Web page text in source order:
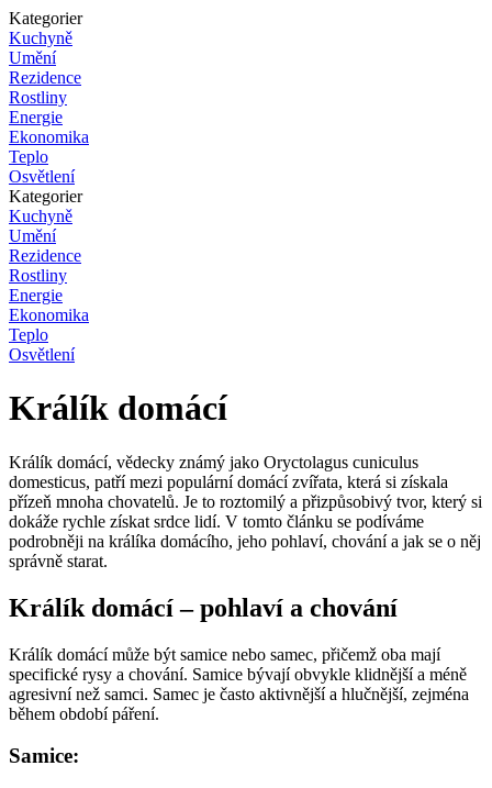
Kategorier
Kuchyně
Umění
Rezidence
Rostliny
Energie
Ekonomika
Teplo
Osvětlení
Kategorier
Kuchyně
Umění
Rezidence
Rostliny
Energie
Ekonomika
Teplo
Osvětlení
Králík domácí
Králík domácí, vědecky známý jako Oryctolagus cuniculus
domesticus, patří mezi populární domácí zvířata, která si získala
přízeň mnoha chovatelů. Je to roztomilý a přizpůsobivý tvor, který si
dokáže rychle získat srdce lidí. V tomto článku se podíváme
podrobněji na králíka domácího, jeho pohlaví, chování a jak se o něj
správně starat.
Králík domácí – pohlaví a chování
Králík domácí může být samice nebo samec, přičemž oba mají
specifické rysy a chování. Samice bývají obvykle klidnější a méně
agresivní než samci. Samec je často aktivnější a hlučnější, zejména
během období páření.
Samice: